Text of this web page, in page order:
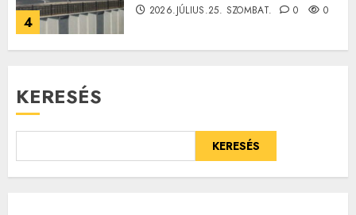
4
2026.JÚLIUS.25. SZOMBAT. 0 0
KERESÉS
KERESÉS